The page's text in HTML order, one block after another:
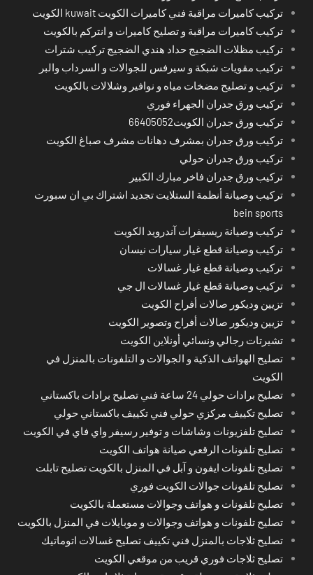
تركيب كاميرات مراقبة فني كاميرات الكويت kuwait الكويت
تركيب كاميرات مراقبة و تصليح كاميرات و انتركم بالكويت
تركيب مظلات الضجيج حداد هندي الضجيج تركيب شترات
تركيب مقويات شبكة و سيرفس للجوالات و السرداب والبر
تركيب و تصليح مضخات مياه و نوافير وشلالات بالكويت
تركيب ورق جدران الجهراء فوري
تركيب ورق جدران الكويت66405052
تركيب ورق جدران بمشرف دهانات مشرف صباغ الكويت
تركيب ورق جدران حولي
تركيب ورق جدران فاخر مبارك الكبير
تركيب وصيانة أنظمة الستلايت تجديد اشتراك بي ان سبورت
bein sports
تركيب وصيانة ريسيفرات آندرويد الكويت
تركيب وصيانة قطع غيار سيارات نيسان
تركيب وصيانة قطع غيار غسالات
تركيب وصيانة قطع غيار غسالات ال جي
تزيين وديكور صالات أفراح الكويت
تزيين وديكور صالات أفراح وتصوير الكويت
تشيرتات رجالي ونسائي أونلاين الكويت
تصليح الهواتف الذكية و الجوالات و التلفونات بالمنزل في
الكويت
تصليح برادات حولي 24 ساعة فني تصليح برادات باكستاني
تصليح تكييف مركزي حولي فني تكييف باكستاني حولي
تصليح تلفزيونات وشاشات و توفير رسيفر واي فاي في الكويت
تصليح تلفونات الرقعي صيانة هواتف الكويت
تصليح تلفونات ايفون و آبل في المنزل بالكويت تصليح تابلت
تصليح تلفونات جوالات الكويت فوري
تصليح تلفونات و هواتف وجوالات مستعملة بالكويت
تصليح تلفونات و هواتف وجوالات و موبايلات في المنزل بالكويت
تصليح ثلاجات بالمنزل فني تكييف تصليح غسالات اتوماتيك
تصليح ثلاجات فوري قريب من موقعي الكويت